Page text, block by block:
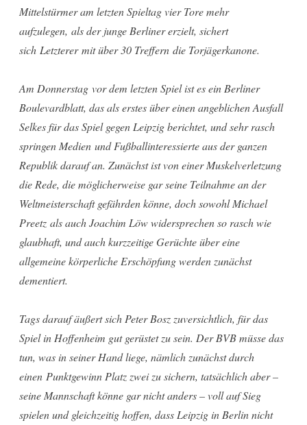
Mittelstürmer am letzten Spieltag vier Tore mehr
aufzulegen, als der junge Berliner erzielt, sichert
sich Letzterer mit über 30 Treffern die Torjägerkanone.
Am Donnerstag vor dem letzten Spiel ist es ein Berliner
Boulevardblatt, das als erstes über einen angeblichen Ausfall
Selkes für das Spiel gegen Leipzig berichtet, und sehr rasch
springen Medien und Fußballinteressierte aus der ganzen
Republik darauf an. Zunächst ist von einer Muskelverletzung
die Rede, die möglicherweise gar seine Teilnahme an der
Weltmeisterschaft gefährden könne, doch sowohl Michael
Preetz als auch Joachim Löw widersprechen so rasch wie
glaubhaft, und auch kurzzeitige Gerüchte über eine
allgemeine körperliche Erschöpfung werden zunächst
dementiert.
Tags darauf äußert sich Peter Bosz zuversichtlich, für das
Spiel in Hoffenheim gut gerüstet zu sein. Der BVB müsse das
tun, was in seiner Hand liege, nämlich zunächst durch
einen Punktgewinn Platz zwei zu sichern, tatsächlich aber –
seine Mannschaft könne gar nicht anders – voll auf Sieg
spielen und gleichzeitig hoffen, dass Leipzig in Berlin nicht